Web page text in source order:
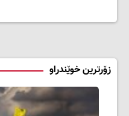
زۆرترین خوێندراو